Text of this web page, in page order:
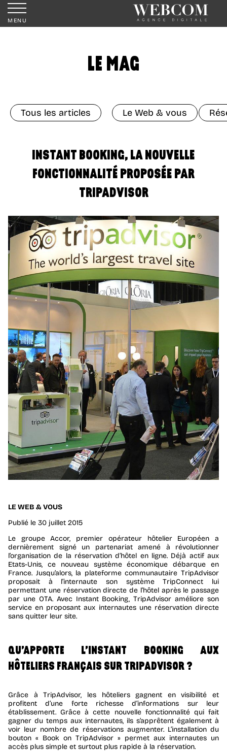
MENU
LE MAG
Tous les articles Le Web & vous
INSTANT BOOKING, LA NOUVELLE
FONCTIONNALITÉ PROPOSÉE PAR
TRIPADVISOR
LE WEB & VOUS
Publié le 30 juillet 2015
Le groupe Accor, premier opérateur hôtelier Européen a
dernièrement signé un partenariat amené à révolutionner
l’organisation de la réservation d’hôtel en ligne. Déjà actif aux
Etats-Unis, ce nouveau système économique débarque en
France. Jusqu’alors, la plateforme communautaire TripAdvisor
proposait à l’internaute son système TripConnect lui
permettant une réservation directe de l’hôtel après le passage
par une OTA. Avec Instant Booking, TripAdvisor améliore son
service en proposant aux internautes une réservation directe
sans quitter leur site.
QU’APPORTE L’INSTANT BOOKING AUX
HÔTELIERS FRANÇAIS SUR TRIPADVISOR ?
Grâce à TripAdvisor, les hôteliers gagnent en visibilité et
profitent d’une forte richesse d’informations sur leur
établissement. Grâce à cette nouvelle fonctionnalité qui fait
gagner du temps aux internautes, ils s’apprêtent également à
voir leur nombre de réservations augmenter. L’installation du
bouton « Book on TripAdvisor » permet aux internautes un
accès plus simple et surtout plus rapide à la réservation.